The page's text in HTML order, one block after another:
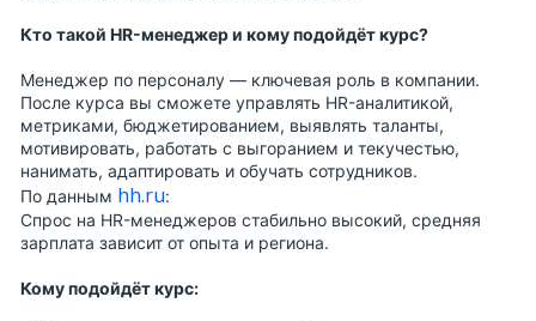
Кто такой HR-менеджер и кому подойдёт курс?
Менеджер по персоналу — ключевая роль в компании.
После курса вы сможете управлять HR-аналитикой,
метриками, бюджетированием, выявлять таланты,
мотивировать, работать с выгоранием и текучестью,
нанимать, адаптировать и обучать сотрудников.
По данным hh.ru:
Спрос на HR-менеджеров стабильно высокий, средняя
зарплата зависит от опыта и региона.
Кому подойдёт курс: